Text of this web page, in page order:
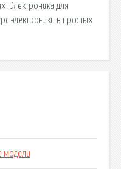
Электроника для
электроники в простых
модели